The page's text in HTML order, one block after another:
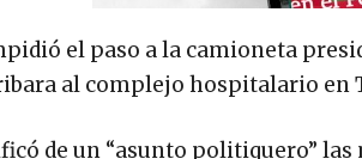
el paso a la camioneta
al complejo hospitalario en
de un “asunto politiquero” las